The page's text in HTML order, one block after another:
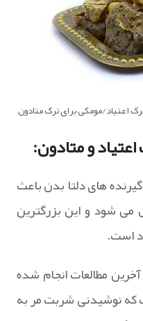
اعتیاد/مومکی برای ترک متادون
و متادون:
های دلتا بدن باعث
شود و این بزرگترین
است.
مطالعات انجام شده
که نوشیدنی شربت مر به